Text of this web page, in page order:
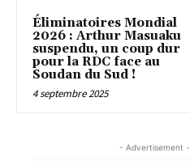
Éliminatoires Mondial
2026 : Arthur Masuaku
suspendu, un coup dur
pour la RDC face au
Soudan du Sud !
4 septembre 2025
- Advertisement -